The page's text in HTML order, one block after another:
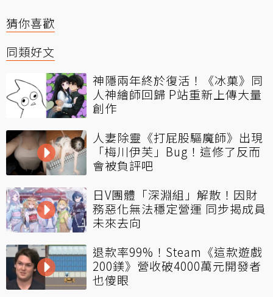
猜你喜歡
同類好文
神隱兩年終於復活！《冰菓》同
人神繪師回歸 P站重新上傳大量
創作
人妻除靈《打屁股驅魔師》出現
「梅川伊芙」Bug！這修了反而
會被負評吧
日V團體「深淵組」解散！因財
務惡化無法穩定營運 同步揭成員
未來去向
退款率99%！Steam《這款遊戲
200鎂》營收破4000萬元開發者
也傻眼